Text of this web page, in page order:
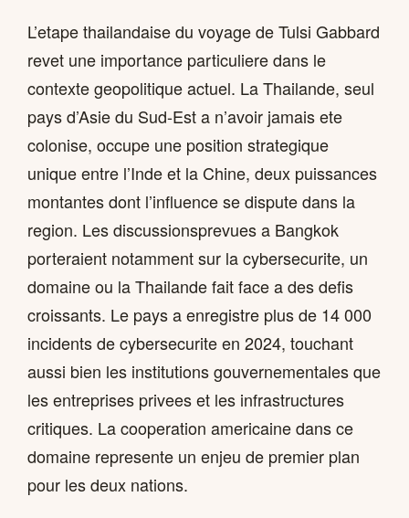
L’etape thailandaise du voyage de Tulsi Gabbard
revet une importance particuliere dans le
contexte geopolitique actuel. La Thailande, seul
pays d’Asie du Sud-Est a n’avoir jamais ete
colonise, occupe une position strategique
unique entre l’Inde et la Chine, deux puissances
montantes dont l’influence se dispute dans la
region. Les discussionsprevues a Bangkok
porteraient notamment sur la cybersecurite, un
domaine ou la Thailande fait face a des defis
croissants. Le pays a enregistre plus de 14 000
incidents de cybersecurite en 2024, touchant
aussi bien les institutions gouvernementales que
les entreprises privees et les infrastructures
critiques. La cooperation americaine dans ce
domaine represente un enjeu de premier plan
pour les deux nations.